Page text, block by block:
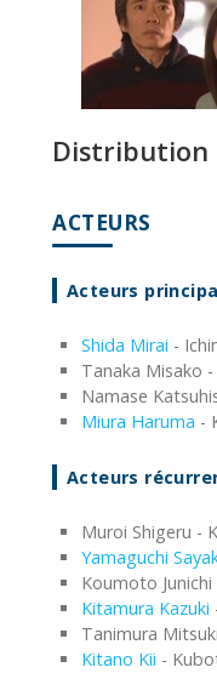
Distribution
ACTEURS
Acteurs
Shida Mirai -
Tanaka Misako
Namase
Miura Haruma -
Acteurs
Muroi Shigeru -
Yamaguchi
Koumoto
Kitamura Kazuki
Tanimura
Kitano Kii -